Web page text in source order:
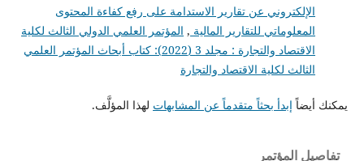
الإلكتروني عن تقارير الاستدامة على رفع كفاءة المحتوى
المعلوماتي للتقارير المالية , المؤتمر العلمي الدولي الثالث لكلية
الاقتصاد والتجارة : مجلد 3 (2022): كتاب أبحاث المؤتمر العلمي
الثالث لكلية الاقتصاد والتجارة
يمكنك أيضاً إبدأ بحثاً متقدماً عن المشابهات لهذا المؤلَّف.
تفاصيل المؤتمر